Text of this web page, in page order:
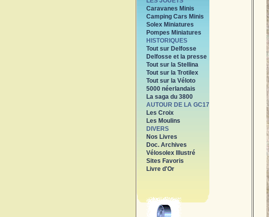
Caravanes Minis
Camping Cars Minis
Solex Miniatures
Pompes Miniatures
HISTORIQUES
Tout sur Delfosse
Delfosse et la presse
Tout sur la Stellina
Tout sur la Trotilex
Tout sur la Véloto
5000 néerlandais
La saga du 3800
AUTOUR DE LA GC17
Les Croix
Les Moulins
DIVERS
Nos Livres
Doc. Archives
Vélosolex Illustré
Sites Favoris
Livre d'Or